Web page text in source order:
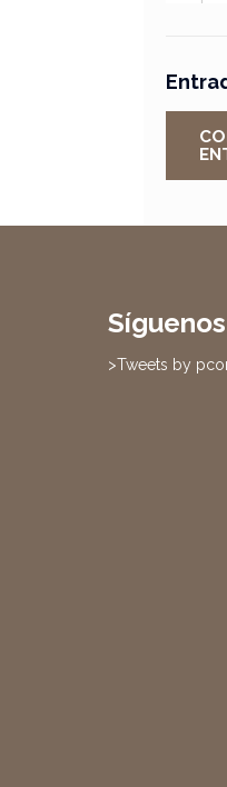
>Tweets by